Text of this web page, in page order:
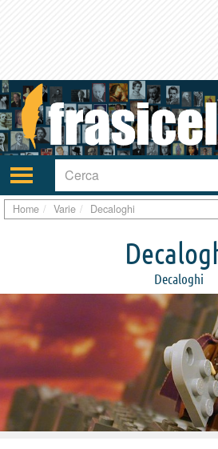
Attiva/disattiva
navigazione
Home Varie Decaloghi
Decaloghi